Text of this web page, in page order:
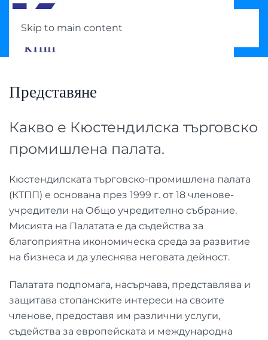
Skip to main content
Представяне
Какво е Кюстендилска търговско
промишлена палата.
Кюстендилската търговско-промишлена палата
(КТПП) е основана през 1999 г. от 18 членове-
учредители на Общо учредително събрание.
Мисията на Палатата е да съдейства за
благоприятна икономическа среда за развитие
на бизнеса и да улеснява неговата дейност.
Палатата подпомага, насърчава, представлява и
защитава стопанските интереси на своите
членове, предоставя им различни услуги,
съдейства за европейската и международна